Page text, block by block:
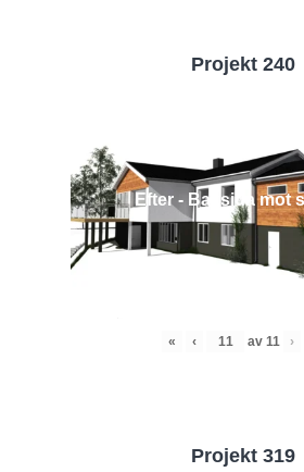
Projekt 240
Efter - Baksida mot
« ‹ av 11 ›
Projekt 319